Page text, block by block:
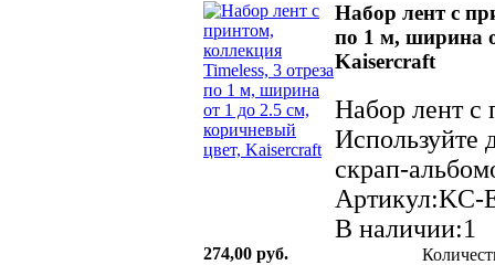
Набор лент с
по 1 м, ширина
Kaisercraft
Набор лент с
Используйте
скрап-
Артикул:KC-
В наличии:1
274,00 руб.